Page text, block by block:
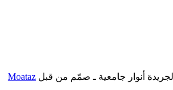
أنوار جامعية ـ صمّم من قبل Moataz